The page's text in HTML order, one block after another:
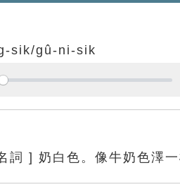
sik/gû-ni-sik
詞 ] 奶白色。像牛奶色澤